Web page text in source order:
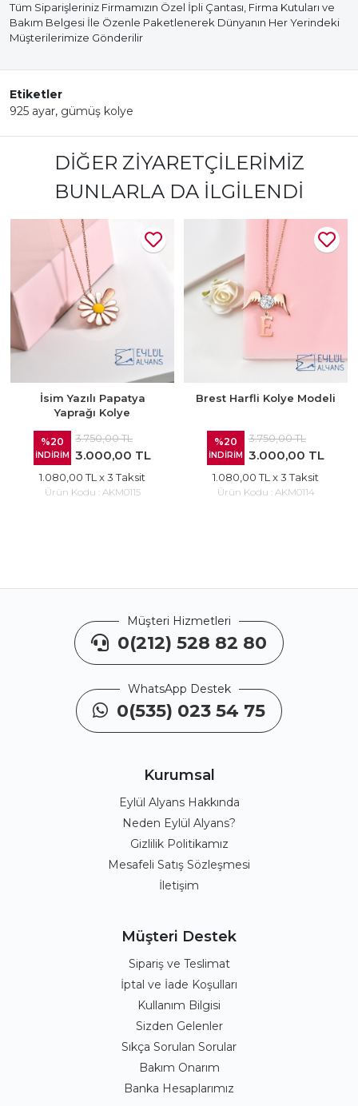
Tüm Siparişleriniz Firmamızın Özel İpli Çantası, Firma Kutuları ve
Bakım Belgesi İle Özenle Paketlenerek Dünyanın Her Yerindeki
Müşterilerimize Gönderilir
Etiketler
925 ayar, gümüş kolye
DIĞER ZIYARETÇILERIMIZ
BUNLARLA DA İLGILENDI
İsim Yazılı Papatya
Yaprağı Kolye
%20
İNDİRİM
3.750,00 TL
3.000,00 TL
1.080,00 TL x 3 Taksit
Ürün Kodu : AKM0115
Brest Harfli Kolye Modeli
%20
İNDİRİM
3.750,00 TL
3.000,00 TL
1.080,00 TL x 3 Taksit
Ürün Kodu : AKM0114
Müşteri Hizmetleri
0(212) 528 82 80
WhatsApp Destek
0(535) 023 54 75
Kurumsal
Eylül Alyans Hakkında
Neden Eylül Alyans?
Gizlilik Politikamız
Mesafeli Satış Sözleşmesi
İletişim
Müşteri Destek
Sipariş ve Teslimat
İptal ve İade Koşulları
Kullanım Bilgisi
Sizden Gelenler
Sıkça Sorulan Sorular
Bakım Onarım
Banka Hesaplarımız